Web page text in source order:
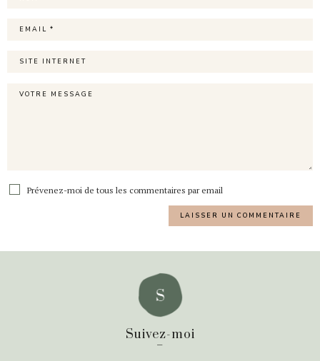
Prévenez-moi de tous les commentaires par email
Suivez-moi
_